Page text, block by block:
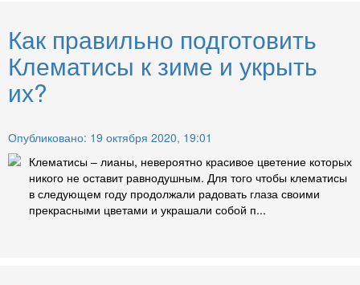
Как правильно подготовить
Клематисы к зиме и укрыть
их?
Опубликовано: 19 октября 2020, 19:01
Клематисы – лианы, невероятно красивое цветение которых
никого не оставит равнодушным. Для того чтобы клематисы
в следующем году продолжали радовать глаза своими
прекрасными цветами и украшали собой п...